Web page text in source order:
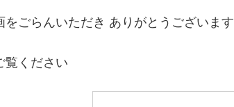
をごらんいただき ありがとうございます
覧ください